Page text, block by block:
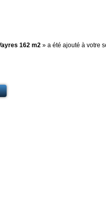
162 m2 » a été ajouté à votre